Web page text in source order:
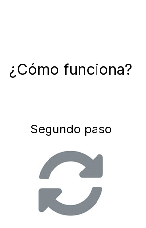
¿Cómo funciona?
Segundo paso